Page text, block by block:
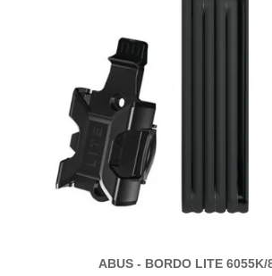
ABUS - BORDO LITE 6055K/